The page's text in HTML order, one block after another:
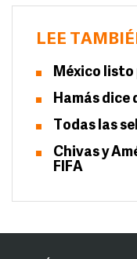
LEE
México listo
Hamás dice
Todas las
Chivas y
FIFA